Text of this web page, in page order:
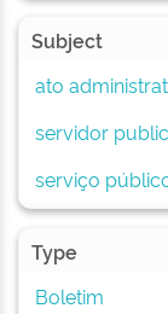
Subject
ato
servidor
serviço
Type
Boletim